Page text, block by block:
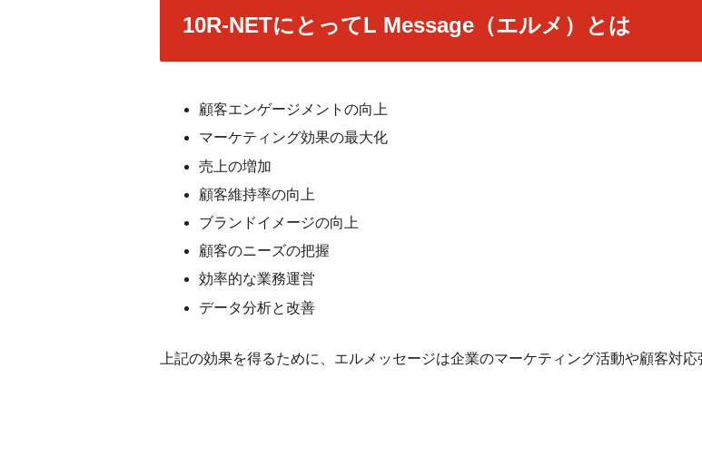
10R-NETにとってL Message（エルメ）とは
顧客エンゲージメントの向上
マーケティング効果の最大化
売上の増加
顧客維持率の向上
ブランドイメージの向上
顧客のニーズの把握
効率的な業務運営
データ分析と改善
上記の効果を得るために、エルメッセージは企業のマーケティング活動や顧客対